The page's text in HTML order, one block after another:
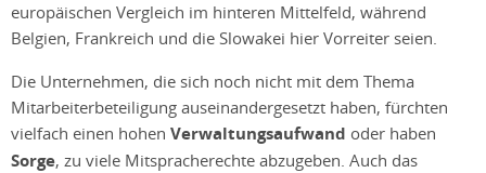
europäischen Vergleich im hinteren Mittelfeld, während
Belgien, Frankreich und die Slowakei hier Vorreiter seien.
Die Unternehmen, die sich noch nicht mit dem Thema
Mitarbeiterbeteiligung auseinandergesetzt haben, fürchten
vielfach einen hohen Verwaltungsaufwand oder haben
Sorge, zu viele Mitspracherechte abzugeben. Auch das